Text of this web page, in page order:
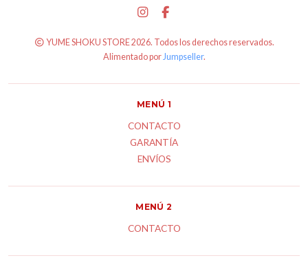
YUME SHOKU STORE 2026. Todos los derechos reservados.
Alimentado porJumpseller.
MENÚ 1
CONTACTO
GARANTÍA
ENVÍOS
MENÚ 2
CONTACTO